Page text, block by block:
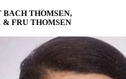
BACH THOMSEN,
& FRU THOMSEN